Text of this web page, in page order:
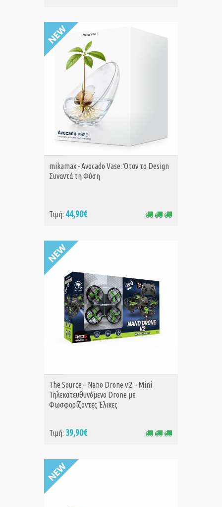
ΑΓΟΡΑ
mikamax - Avocado Vase: Όταν το Design
Συναντά τη Φύση
Τιμή: 44,90€
ΑΓΟΡΑ
The Source – Nano Drone v.2 – Mini
Τηλεκατευθυνόμενο Drone με
Φωσφορίζοντες Έλικες
Τιμή: 39,90€